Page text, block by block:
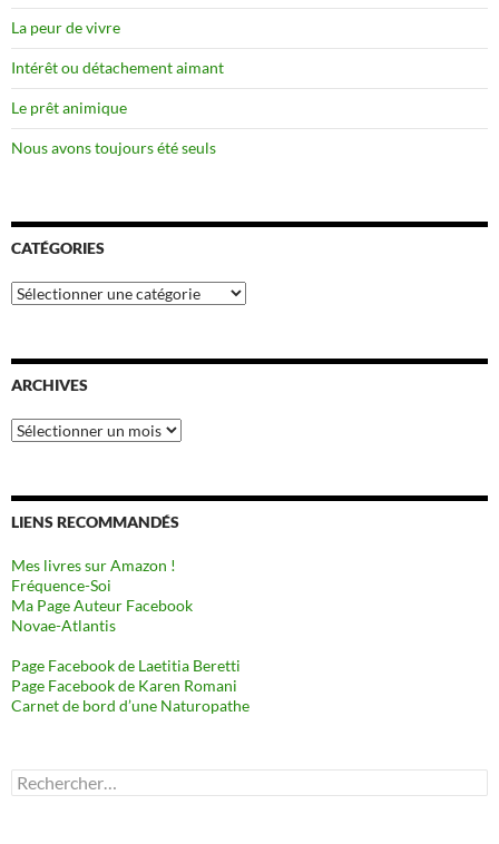
La peur de vivre
Intérêt ou détachement aimant
Le prêt animique
Nous avons toujours été seuls
CATÉGORIES
Catégories
ARCHIVES
Archives
LIENS RECOMMANDÉS
Mes livres sur Amazon !
Fréquence-Soi
Ma Page Auteur Facebook
Novae-Atlantis
Page Facebook de Laetitia Beretti
Page Facebook de Karen Romani
Carnet de bord d’une Naturopathe
Rechercher :